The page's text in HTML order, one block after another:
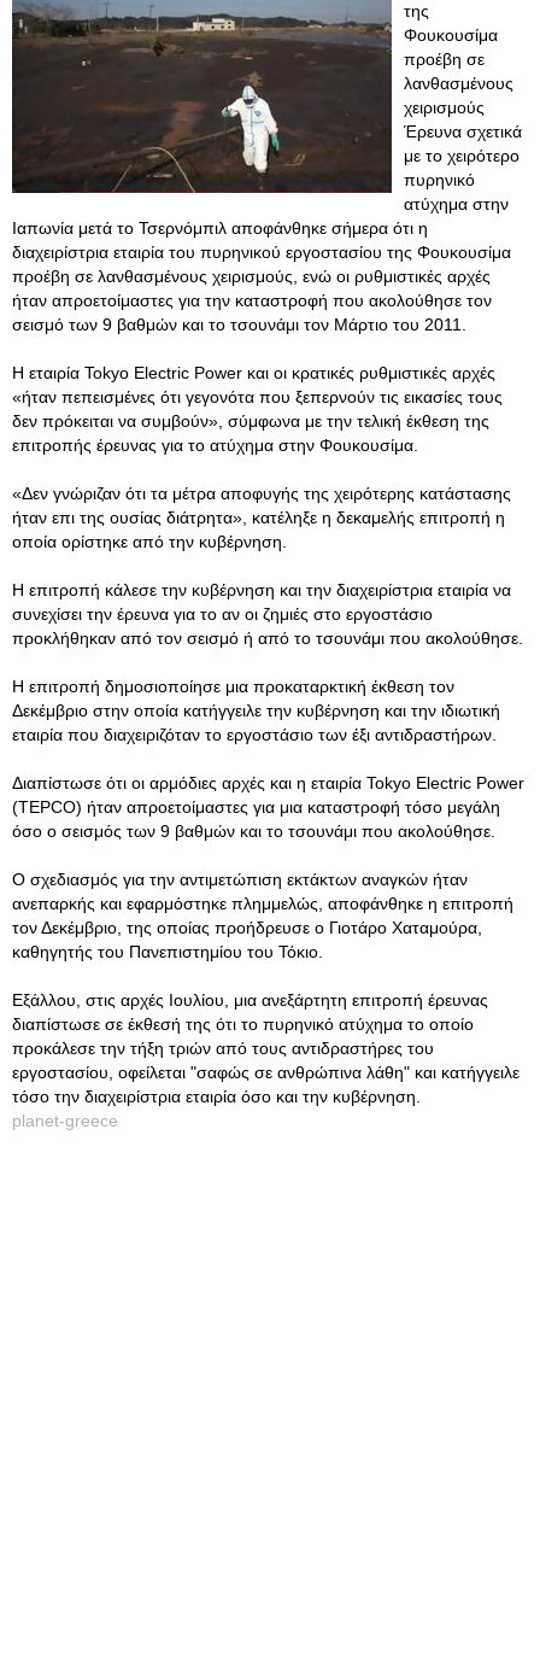
της
Φουκουσίμα
προέβη σε
λανθασμένους
χειρισμούς
Έρευνα σχετικά
με το χειρότερο
πυρηνικό
ατύχημα στην
Ιαπωνία μετά το Τσερνόμπιλ αποφάνθηκε σήμερα ότι η
διαχειρίστρια εταιρία του πυρηνικού εργοστασίου της Φουκουσίμα
προέβη σε λανθασμένους χειρισμούς, ενώ οι ρυθμιστικές αρχές
ήταν απροετοίμαστες για την καταστροφή που ακολούθησε τον
σεισμό των 9 βαθμών και το τσουνάμι τον Μάρτιο του 2011.
Η εταιρία Tokyo Electric Power και οι κρατικές ρυθμιστικές αρχές
«ήταν πεπεισμένες ότι γεγονότα που ξεπερνούν τις εικασίες τους
δεν πρόκειται να συμβούν», σύμφωνα με την τελική έκθεση της
επιτροπής έρευνας για το ατύχημα στην Φουκουσίμα.
«Δεν γνώριζαν ότι τα μέτρα αποφυγής της χειρότερης κατάστασης
ήταν επι της ουσίας διάτρητα», κατέληξε η δεκαμελής επιτροπή η
οποία ορίστηκε από την κυβέρνηση.
Η επιτροπή κάλεσε την κυβέρνηση και την διαχειρίστρια εταιρία να
συνεχίσει την έρευνα για το αν οι ζημιές στο εργοστάσιο
προκλήθηκαν από τον σεισμό ή από το τσουνάμι που ακολούθησε.
Η επιτροπή δημοσιοποίησε μια προκαταρκτική έκθεση τον
Δεκέμβριο στην οποία κατήγγειλε την κυβέρνηση και την ιδιωτική
εταιρία που διαχειριζόταν το εργοστάσιο των έξι αντιδραστήρων.
Διαπίστωσε ότι οι αρμόδιες αρχές και η εταιρία Tokyo Electric Power
(TEPCO) ήταν απροετοίμαστες για μια καταστροφή τόσο μεγάλη
όσο ο σεισμός των 9 βαθμών και το τσουνάμι που ακολούθησε.
Ο σχεδιασμός για την αντιμετώπιση εκτάκτων αναγκών ήταν
ανεπαρκής και εφαρμόστηκε πλημμελώς, αποφάνθηκε η επιτροπή
τον Δεκέμβριο, της οποίας προήδρευσε ο Γιοτάρο Χαταμούρα,
καθηγητής του Πανεπιστημίου του Τόκιο.
Εξάλλου, στις αρχές Ιουλίου, μια ανεξάρτητη επιτροπή έρευνας
διαπίστωσε σε έκθεσή της ότι το πυρηνικό ατύχημα το οποίο
προκάλεσε την τήξη τριών από τους αντιδραστήρες του
εργοστασίου, οφείλεται "σαφώς σε ανθρώπινα λάθη" και κατήγγειλε
τόσο την διαχειρίστρια εταιρία όσο και την κυβέρνηση.
planet-greece